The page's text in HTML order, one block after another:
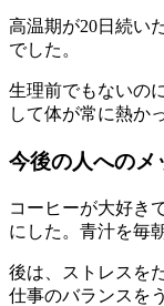
高温期が20日続い
でした。
生理前でもないの
して体が常に熱か
今後の人へのメ
コーヒーが大好き
にした。青汁を毎
後は、ストレスを
仕事のバランスを